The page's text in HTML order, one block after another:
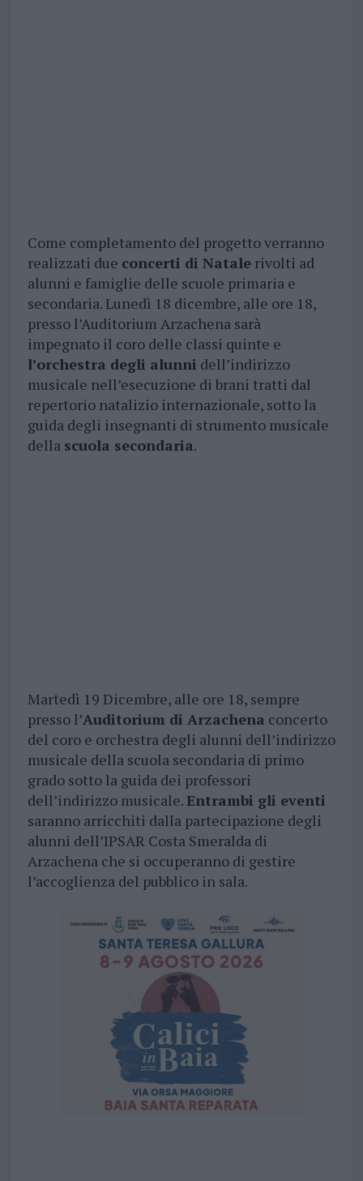
Come completamento del progetto verranno
realizzati due concerti di Natalerivolti ad
alunni e famiglie delle scuole primaria e
secondaria. Lunedì 18 dicembre, alle ore 18,
presso l’Auditorium Arzachena sarà
impegnato il coro delle classi quinte e
l’orchestra degli alunni dell’indirizzo
musicale nell’esecuzione di brani tratti dal
repertorio natalizio internazionale, sotto la
guida degli insegnanti di strumento musicale
della scuola secondaria.
Martedì 19 Dicembre, alle ore 18, sempre
presso l’Auditorium di Arzachena concerto
del coro e orchestra degli alunni dell’indirizzo
musicale della scuola secondaria di primo
grado sotto la guida dei professori
dell’indirizzo musicale.Entrambi gli eventi
saranno arricchiti dalla partecipazione degli
alunni dell’IPSAR Costa Smeralda di
Arzachena che si occuperanno di gestire
l’accoglienza del pubblico in sala.